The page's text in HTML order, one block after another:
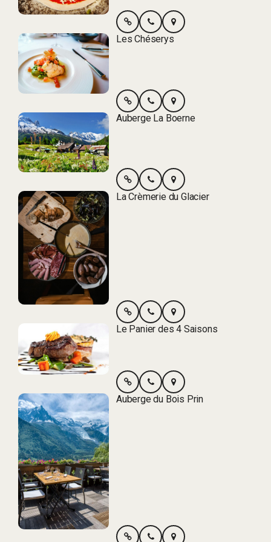
Les Chéserys
Auberge La Boerne
La Crèmerie du Glacier
Le Panier des 4 Saisons
Auberge du Bois Prin